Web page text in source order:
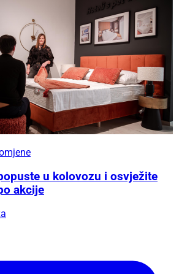
u kolovozu i osvježite
akcije